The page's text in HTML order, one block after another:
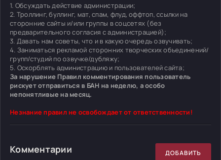
1. Обсуждать действие администрации;
2. Троллинг, буллинг, мат, спам, флуд, оффтоп, ссылки на
сторонние сайты и/или группы в соцсетях (без
предварительного согласия с администрацией);
3. Давать нам советы, что и в какую очередь озвучивать;
4. Заниматься рекламой сторонних творческих объединений/
групп/студий по озвучке/дубляжу;
5. Оскорблять администрацию и пользователей сайта;
За нарушение Правил комментирования пользователь
рискует отправиться в БАН на неделю, а особо
непонятливые на месяц.
Незнание правил не освобождает от ответственности!
Комментарии ДОБАВИТЬ